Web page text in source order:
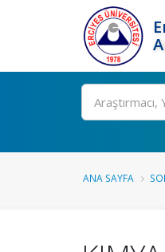
Ara
ANA SAYFA